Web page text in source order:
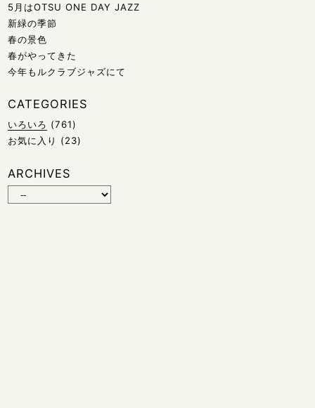
5月はOTSU ONE DAY JAZZ
新緑の季節
春の景色
春がやってきた
今年もルクラブジャズにて
CATEGORIES
いろいろ (761)
お気に入り
(23)
ARCHIVES